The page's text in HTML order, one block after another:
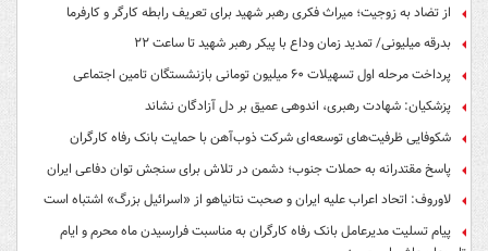
از تضاد به زوجیت؛ میراث فکری رهبر شهید برای تعریف رابطه کارگر و کارفرما
بدرقه میلیونی/ تمدید زمان وداع با پیکر رهبر شهید تا ساعت ۲۲
پرداخت مرحله اول تسهیلات ۶۰ میلیون تومانی بازنشستگان تامین اجتماعی
پزشکیان: شهادت رهبری، اندوهی عمیق بر دل آزادگان نشاند
شکوفایی ظرفیت‌های توسعه‌ای شرکت ذوب‌آهن با حمایت‌ بانک رفاه کارگران
پاسخ مقتدرانه به حملات جنوب؛ دشمن در تلاش برای سنجش توان دفاعی ایران
لاوروف: اتحاد اعراب علیه ایران و صحبت نتانیاهو از «اسرائیل بزرگ» اشتباه است
پیام تسلیت مدیرعامل بانک رفاه کارگران به مناسبت فرارسیدن ماه محرم و ایام